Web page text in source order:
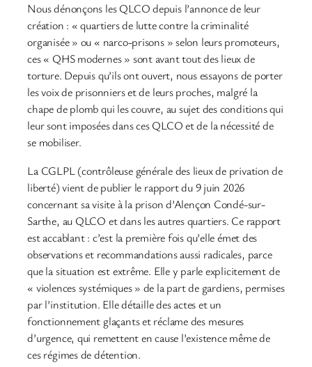
Nous dénonçons les QLCO depuis l’annonce de leur
création : « quartiers de lutte contre la criminalité
organisée » ou « narco-prisons » selon leurs promoteurs,
ces « QHS modernes » sont avant tout des lieux de
torture. Depuis qu’ils ont ouvert, nous essayons de porter
les voix de prisonniers et de leurs proches, malgré la
chape de plomb qui les couvre, au sujet des conditions qui
leur sont imposées dans ces QLCO et de la nécessité de
se mobiliser.
La CGLPL (contrôleuse générale des lieux de privation de
liberté) vient de publier le rapport du 9 juin 2026
concernant sa visite à la prison d’Alençon Condé-sur-
Sarthe, au QLCO et dans les autres quartiers. Ce rapport
est accablant : c’est la première fois qu’elle émet des
observations et recommandations aussi radicales, parce
que la situation est extrême. Elle y parle explicitement de
« violences systémiques » de la part de gardiens, permises
par l’institution. Elle détaille des actes et un
fonctionnement glaçants et réclame des mesures
d’urgence, qui remettent en cause l’existence même de
ces régimes de détention.